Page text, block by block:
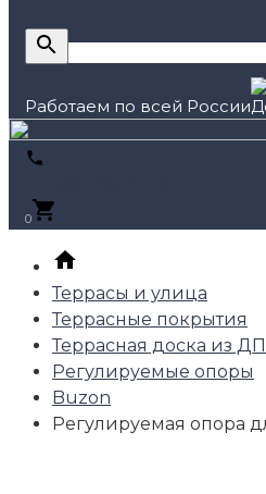
Работаем по всей России
0
Террасы и улица
Террасные покрытия
Террасная доска из
Регулируемые опоры
Buzon
Регулируемая опора